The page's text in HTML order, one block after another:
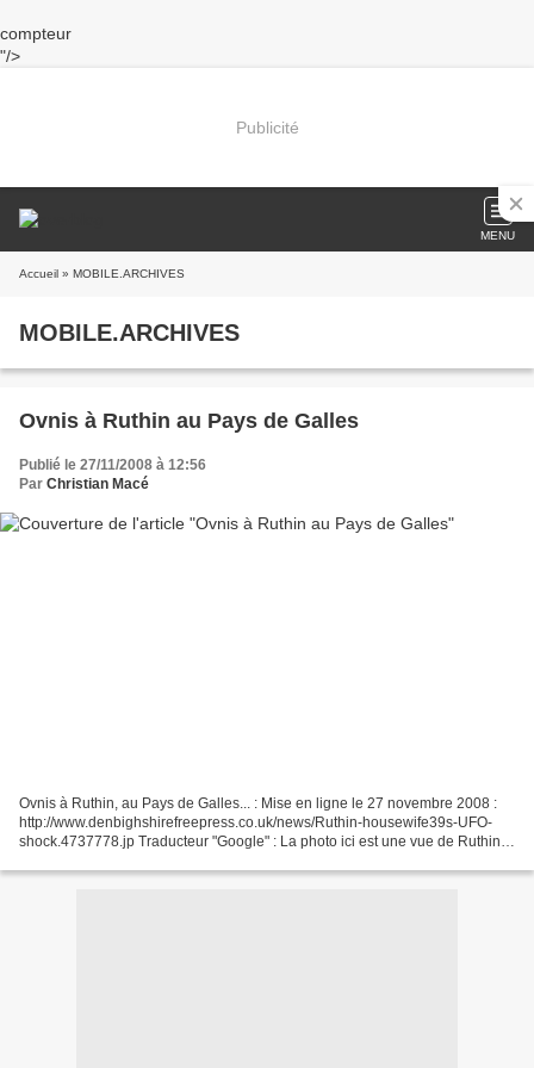
compteur
"/>
Publicité
MENU
Accueil » MOBILE.ARCHIVES
MOBILE.ARCHIVES
Ovnis à Ruthin au Pays de Galles
Publié le 27/11/2008 à 12:56
Par Christian Macé
Ovnis à Ruthin, au Pays de Galles... : Mise en ligne le 27 novembre 2008 :
http://www.denbighshirefreepress.co.uk/news/Ruthin-housewife39s-UFO-
shock.4737778.jp Traducteur "Google" : La photo ici est une vue de Ruthin.